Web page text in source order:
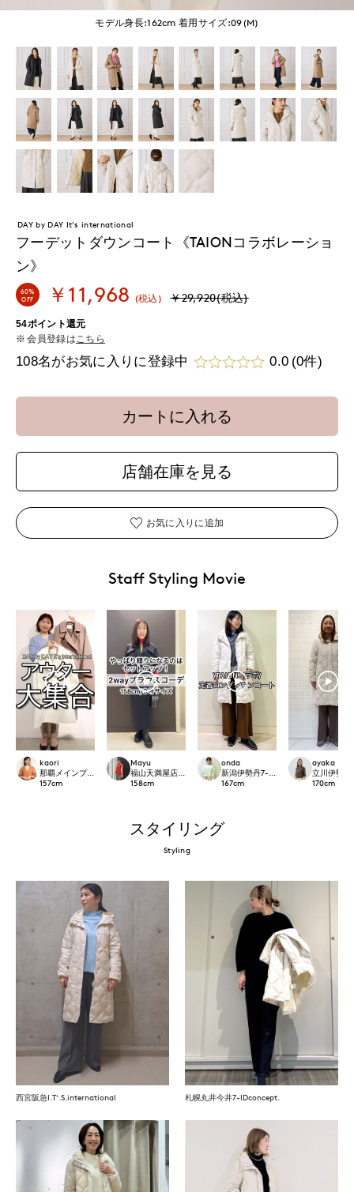
モデル身長:162cm 着用サイズ:09(M)
DAY by DAY It's international
フーデットダウンコート《TAIONコラボレーショ
ン》
60%
OFF
￥11,968 (税込) ￥29,920(税込)
54ポイント還元
会員登録は こちら
108名がお気に入りに登録中 0.0 (0件)
カートに入れる
店舗在庫を見る
お気に入りに追加
Staff Styling Movie
kaori
那覇メインプレイスI.T.'S.international
157cm
Mayu
福山天満屋店INED/7-IDconcept./Maglie
158cm
onda
新潟伊勢丹7-IDconcept.
167cm
ayaka
立川伊勢
170cm
スタイリング
Styling
西宮阪急I.T'.S.international 札幌丸井今井7-IDconcept.